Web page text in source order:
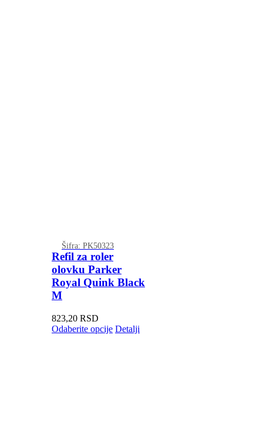
Šifra: PK50323
Refil za roler
olovku Parker
Royal Quink Black
M
823,20 RSD
Odaberite opcije Detalji